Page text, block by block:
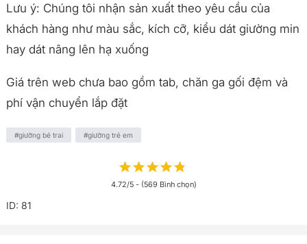
Lưu ý: Chúng tôi nhận sản xuất theo yêu cầu của
khách hàng như màu sắc, kích cỡ, kiểu dát giường min
hay dát nâng lên hạ xuống
Giá trên web chưa bao gồm tab, chăn ga gối đệm và
phí vận chuyển lắp đặt
Danh mục liên quan
giường bé trai giường trẻ em
4.72/5 - (569 Bình chọn)
ID: 81